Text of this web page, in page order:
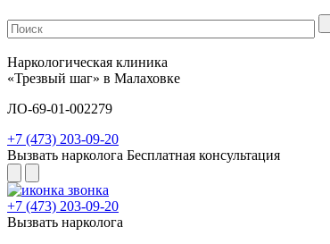
Наркологическая клиника
«Трезвый шаг» в Малаховке
ЛО-69-01-002279
+7 (473) 203-09-20
Вызвать нарколога Бесплатная консультация
+7 (473) 203-09-20
Вызвать нарколога